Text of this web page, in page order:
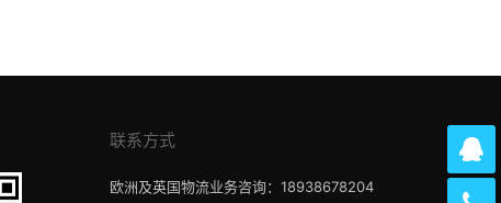
联系方式
欧洲及英国物流业务咨询：18938678204